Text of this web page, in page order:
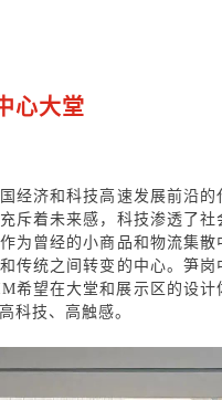
心大堂
经济和科技高速发展前沿的
斥着未来感，科技渗透了社
为曾经的小商品和物流集散
传统之间转变的中心。笋岗
希望在大堂和展示区的设计
科技、高触感。